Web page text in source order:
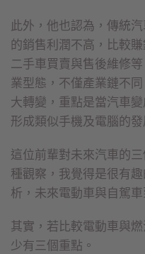
此外，他也認為，傳統
的銷售利潤不高，比較
二手車買賣與售後維修
業型態，不僅產業鏈不
大轉變，重點是當汽車
形成類似手機及電腦的
這位前輩對未來汽車的
種觀察，我覺得是很有
析，未來電動車與自駕
其實，若比較電動車與
少有三個重點。